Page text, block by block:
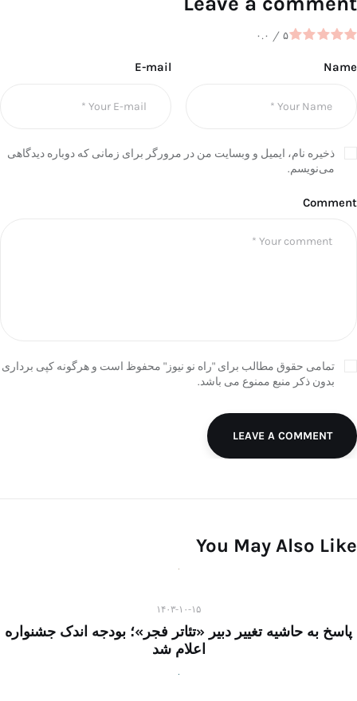
۰.۰ / ۵
Name
E-mail
ذخیره نام، ایمیل و وبسایت من در مرورگر برای زمانی که دوباره دیدگاهی
می‌نویسم.
Comment
تمامی حقوق مطالب برای "راه نو نیوز" محفوظ است و هرگونه کپی برداری
بدون ذکر منبع ممنوع می باشد.
LEAVE A COMMENT
You May Also Like
۱۴۰۳-۱۰-۱۵
پاسخ به حاشیه تغییر دبیر «تئاتر فجر»؛ بودجه اندک جشنواره
اعلام شد